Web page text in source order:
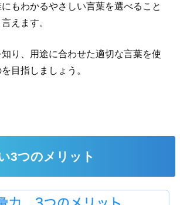
もわかるやさしい言葉を選べること
えます。
り、用途に合わせた適切な言葉を使
目指しましょう。
3つのメリット